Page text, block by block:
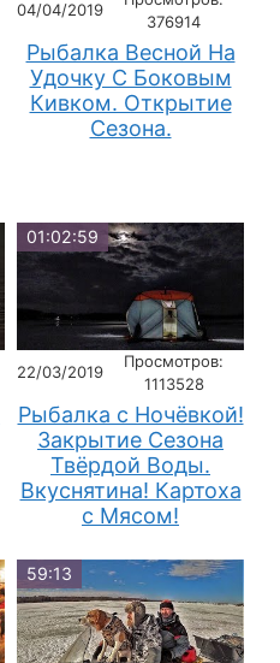
04/04/2019
376914
Рыбалка Весной На
Удочку С Боковым
Кивком. Открытие
Сезона.
01:02:59
22/03/2019
Просмотров:
1113528
Рыбалка с Ночёвкой!
Закрытие Сезона
Твёрдой Воды.
Вкуснятина! Картоха
с Мясом!
59:13